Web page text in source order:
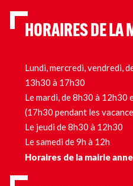
HORAIRES DE LA
Lundi, mercredi, vendredi,
13h30 à 17h30
Le mardi, de 8h30 à 12h30
(17h30 pendant les
Le jeudi de 8h30 à 12h30
Le samedi de 9h à 12h
Horaires de la mairie